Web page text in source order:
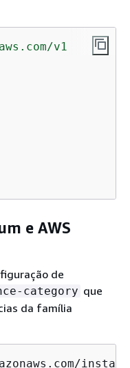
v1
e AWS
de
category que
da família